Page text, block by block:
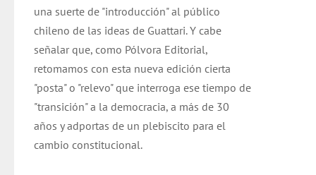
una suerte de "introducción" al público
chileno de las ideas de Guattari. Y cabe
señalar que, como Pólvora Editorial,
retomamos con esta nueva edición cierta
"posta" o "relevo" que interroga ese tiempo de
"transición" a la democracia, a más de 30
años y adportas de un plebiscito para el
cambio constitucional.